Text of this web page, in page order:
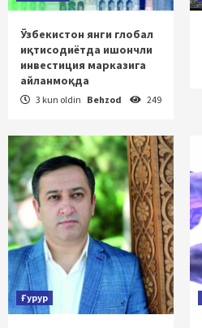
Ўзбекистон янги глобал
иқтисодиётда ишончли
инвестиция марказига
айланмоқда
3 kun oldin Behzod 249
Ғурур